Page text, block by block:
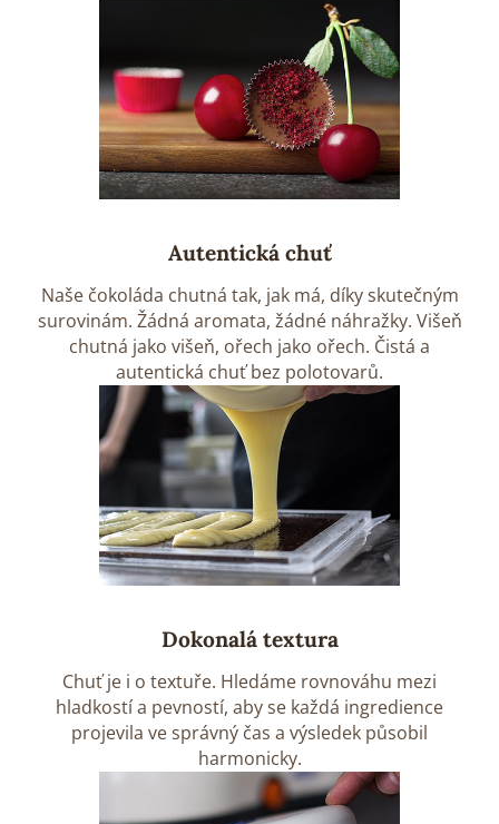
Autentická chuť
Naše čokoláda chutná tak, jak má, díky skutečným
surovinám. Žádná aromata, žádné náhražky. Višeň
chutná jako višeň, ořech jako ořech. Čistá a
autentická chuť bez polotovarů.
Dokonalá textura
Chuť je i o textuře. Hledáme rovnováhu mezi
hladkostí a pevností, aby se každá ingredience
projevila ve správný čas a výsledek působil
harmonicky.